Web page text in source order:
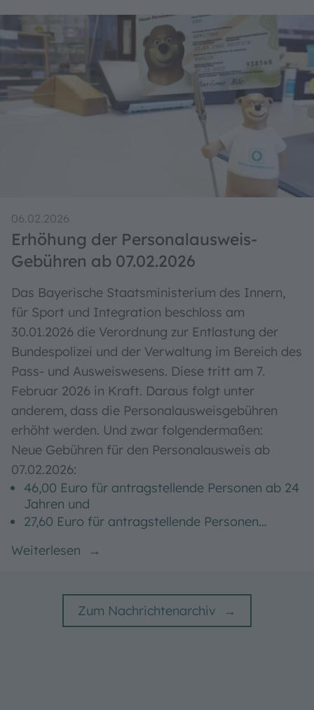
freistehendes Einfamilienhaus aus den 1950er-
Jahren in Wettelsheim – direkt und ohne
Maklerprovision.
Weiterlesen
06.02.2026
Erhöhung der Personalausweis-
Gebühren ab 07.02.2026
Das Bayerische Staatsministerium des Innern,
für Sport und Integration beschloss am
30.01.2026 die Verordnung zur Entlastung der
Bundespolizei und der Verwaltung im Bereich des
Pass- und Ausweiswesens. Diese tritt am 7.
Februar 2026 in Kraft. Daraus folgt unter
anderem, dass die Personalausweisgebühren
erhöht werden. Und zwar folgendermaßen:
07.02.2026:
Jahren und
27,60 Euro für antragstellende Personen…